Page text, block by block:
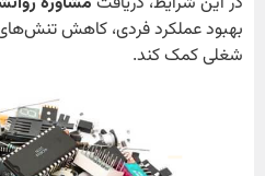
بهبود عملکرد فردی، کاهش تنش‌های
شغلی کمک کند.